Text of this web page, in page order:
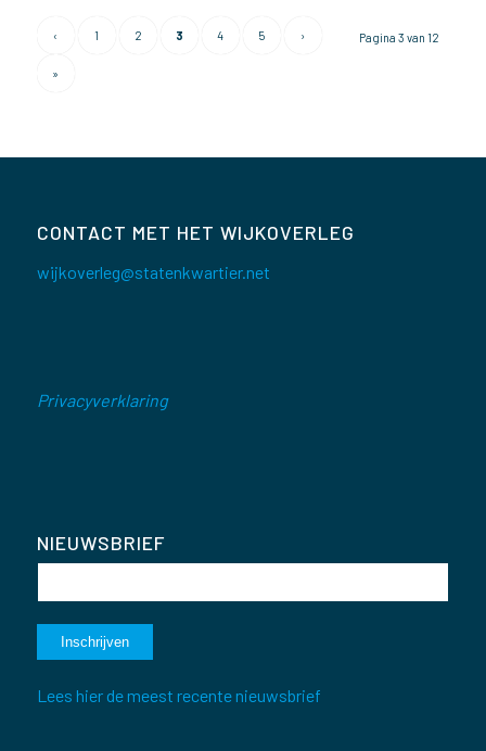
Pagina 3 van 12
‹ 1 2 3 4 5 ›
»
CONTACT MET HET WIJKOVERLEG
wijkoverleg@statenkwartier.net
Privacyverklaring
NIEUWSBRIEF
Lees hier de meest recente nieuwsbrief